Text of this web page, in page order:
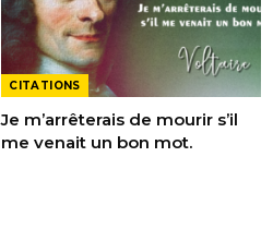
CITATIONS
Je m’arrêterais de mourir s’il
me venait un bon mot.